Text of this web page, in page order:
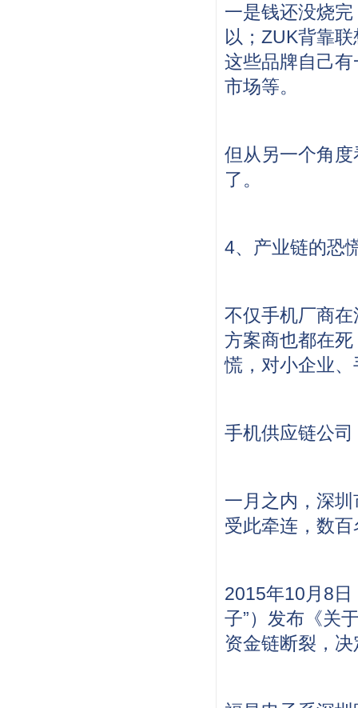
一是钱还没烧
以；ZUK背靠
这些品牌自己
市场等。
但从另一个角
了。
4、产业链的恐
不仅手机厂商
方案商也都在
慌，对小企业
手机供应链公司
一月之内，深
受此牵连，数
2015年10月8日
子”）发布《关
资金链断裂，